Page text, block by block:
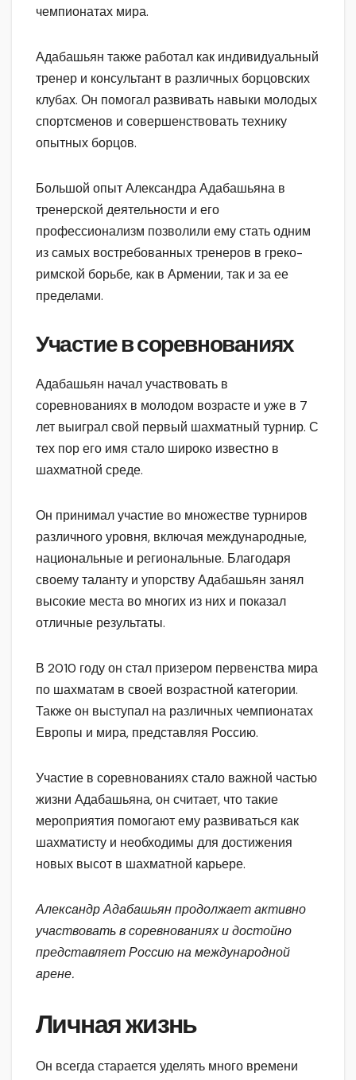
чемпионатах мира.
Адабашьян также работал как индивидуальный
тренер и консультант в различных борцовских
клубах. Он помогал развивать навыки молодых
спортсменов и совершенствовать технику
опытных борцов.
Большой опыт Александра Адабашьяна в
тренерской деятельности и его
профессионализм позволили ему стать одним
из самых востребованных тренеров в греко-
римской борьбе, как в Армении, так и за ее
пределами.
Участие в соревнованиях
Адабашьян начал участвовать в
соревнованиях в молодом возрасте и уже в 7
лет выиграл свой первый шахматный турнир. С
тех пор его имя стало широко известно в
шахматной среде.
Он принимал участие во множестве турниров
различного уровня, включая международные,
национальные и региональные. Благодаря
своему таланту и упорству Адабашьян занял
высокие места во многих из них и показал
отличные результаты.
В 2010 году он стал призером первенства мира
по шахматам в своей возрастной категории.
Также он выступал на различных чемпионатах
Европы и мира, представляя Россию.
Участие в соревнованиях стало важной частью
жизни Адабашьяна, он считает, что такие
мероприятия помогают ему развиваться как
шахматисту и необходимы для достижения
новых высот в шахматной карьере.
Александр Адабашьян продолжает активно
участвовать в соревнованиях и достойно
представляет Россию на международной
арене.
Личная жизнь
Он всегда старается уделять много времени